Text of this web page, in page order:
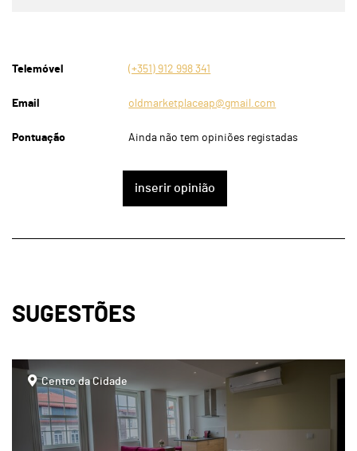
Telemóvel (+351) 912 998 341
Email oldmarketplaceap@gmail.com
Pontuação Ainda não tem opiniões registadas
inserir opinião
SUGESTÕES
page
Centro da Cidade